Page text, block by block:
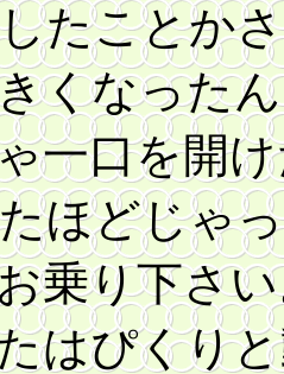
たことか
くなった
一口を開
ほどじゃ
乗り下さ
はぴくり